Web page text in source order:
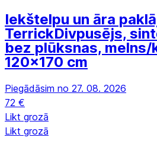
Iekštelpu un āra
TerrickDivpusējs,
bez plūksnas, melns/
120x170 cm
Piegādāsim no 27. 08. 2026
72 €
Likt grozā
Likt grozā